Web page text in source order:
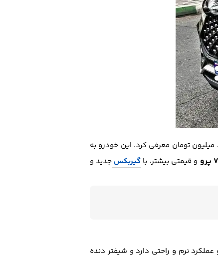
تومان معرفی کرد. این خودرو به
و قیمتی بیشتر، باگیربکس جدید و
نرم و راحتی دارد و شیفتر دنده